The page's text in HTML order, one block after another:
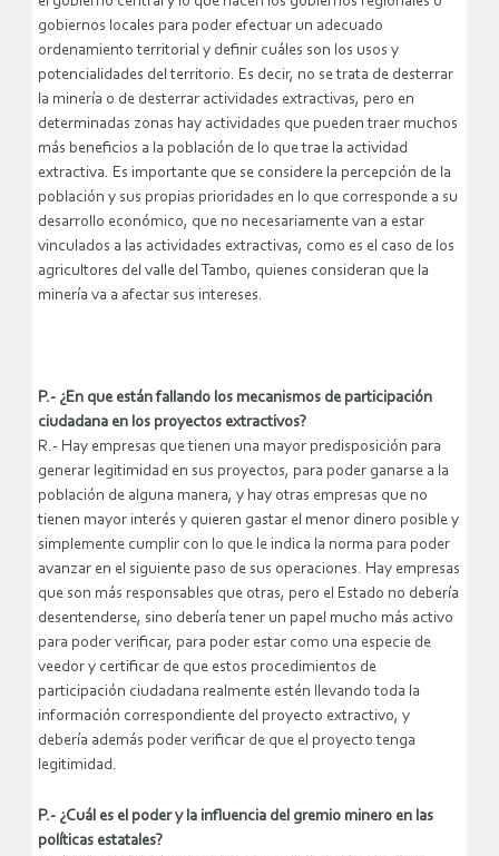
gobiernos locales para poder efectuar un adecuado
ordenamiento territorial y definir cuáles son los usos y
potencialidades del territorio. Es decir, no se trata de desterrar
la minería o de desterrar actividades extractivas, pero en
determinadas zonas hay actividades que pueden traer muchos
más beneficios a la población de lo que trae la actividad
extractiva. Es importante que se considere la percepción de la
población y sus propias prioridades en lo que corresponde a su
desarrollo económico, que no necesariamente van a estar
vinculados a las actividades extractivas, como es el caso de los
agricultores del valle del Tambo, quienes consideran que la
minería va a afectar sus intereses.
P.- ¿En que están fallando los mecanismos de participación
ciudadana en los proyectos extractivos?
R.- Hay empresas que tienen una mayor predisposición para
generar legitimidad en sus proyectos, para poder ganarse a la
población de alguna manera, y hay otras empresas que no
tienen mayor interés y quieren gastar el menor dinero posible y
simplemente cumplir con lo que le indica la norma para poder
avanzar en el siguiente paso de sus operaciones. Hay empresas
que son más responsables que otras, pero el Estado no debería
desentenderse, sino debería tener un papel mucho más activo
para poder verificar, para poder estar como una especie de
veedor y certificar de que estos procedimientos de
participación ciudadana realmente estén llevando toda la
información correspondiente del proyecto extractivo, y
debería además poder verificar de que el proyecto tenga
legitimidad.
P.- ¿Cuál es el poder y la influencia del gremio minero en las
políticas estatales?